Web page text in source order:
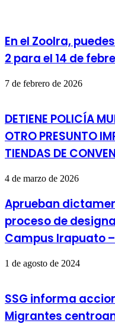
En el ZooIra,
2 para el 14 de
7 de febrero de 2026
DETIENE POLICÍA
OTRO PRESUNTO
TIENDAS DE
4 de marzo de 2026
Aprueban
proceso de
Campus Irapuato
1 de agosto de 2024
SSG informa
Migrantes